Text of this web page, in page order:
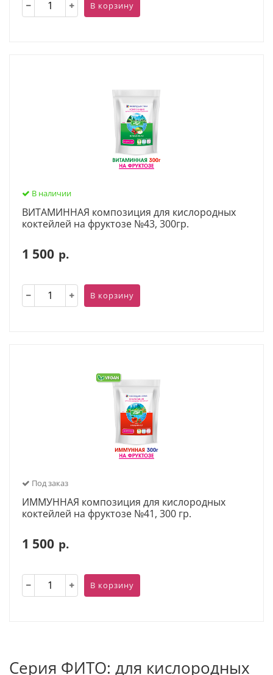
В корзину
В наличии
ВИТАМИННАЯ композиция для кислородных
коктейлей на фруктозе №43, 300гр.
1 500 р.
В корзину
Под заказ
ИММУННАЯ композиция для кислородных
коктейлей на фруктозе №41, 300 гр.
1 500 р.
В корзину
Серия ФИТО: для кислородных